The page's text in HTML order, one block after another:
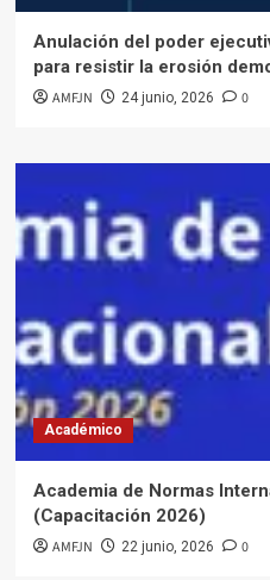
Anulación del poder
para resistir la erosión
AMFJN 24 junio, 2026 0
Académico
Academia de Normas
(Capacitación 2026)
AMFJN 22 junio, 2026 0